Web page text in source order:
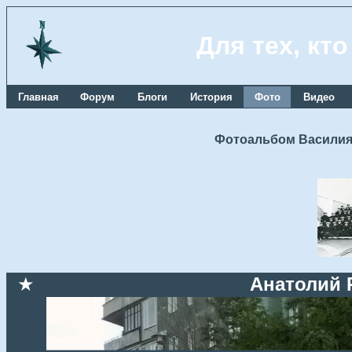
Для тех,
Главная Форум Блоги История Фото Видео
Фотоальбом
★ Анатолий